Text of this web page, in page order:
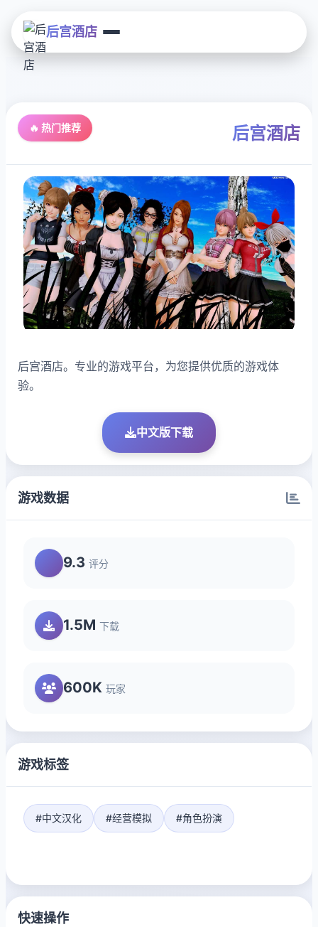
后宫酒店
🔥 热门推荐 后宫酒店
后宫酒店。专业的游戏平台，为您提供优质的游戏体
验。
中文版下载
游戏数据
9.3 评分
1.5M 下载
600K 玩家
游戏标签
#中文汉化 #经营模拟 #角色扮演
快速操作